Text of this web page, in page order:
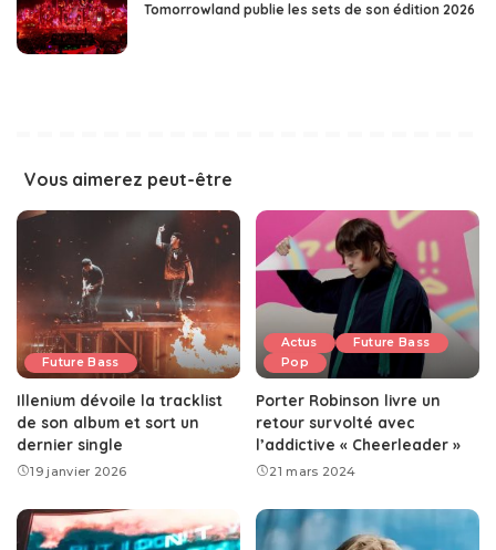
Tomorrowland publie les sets de son édition 2026
Vous aimerez peut-être
Future Bass
Illenium dévoile la tracklist
de son album et sort un
dernier single
19 janvier 2026
Actus
Future Bass
Pop
Porter Robinson livre un
retour survolté avec
l’addictive « Cheerleader »
21 mars 2024